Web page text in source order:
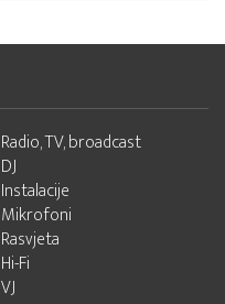
Radio, TV, broadcast
DJ
Instalacije
Mikrofoni
Rasvjeta
Hi-Fi
VJ